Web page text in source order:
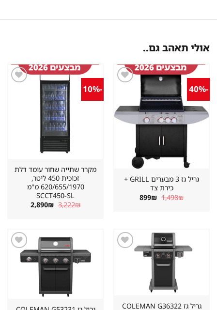
אולי תאהב גם..
במועדפים
גריל גז 3 מבערים GRILL +
כירת צד
1,498 המחיר
המקורי
899 ₪ המחיר
הנוכחי
מקרר שתייה שחור עומד דלת
זכוכית 450 ליטר,
620/655/1970 מ"מ
SCCT450-SL
3,222 המחיר
2,890 ₪ המחיר
הנוכחי
גריל גז ⁦COLEMAN G36322⁩
שמור
מוצר